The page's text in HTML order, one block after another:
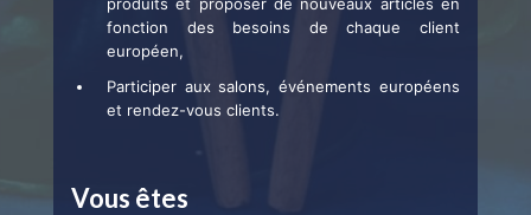
fonction des besoins de chaque client
européen,
Participer aux salons, événements européens
et rendez-vous clients.
Vous êtes